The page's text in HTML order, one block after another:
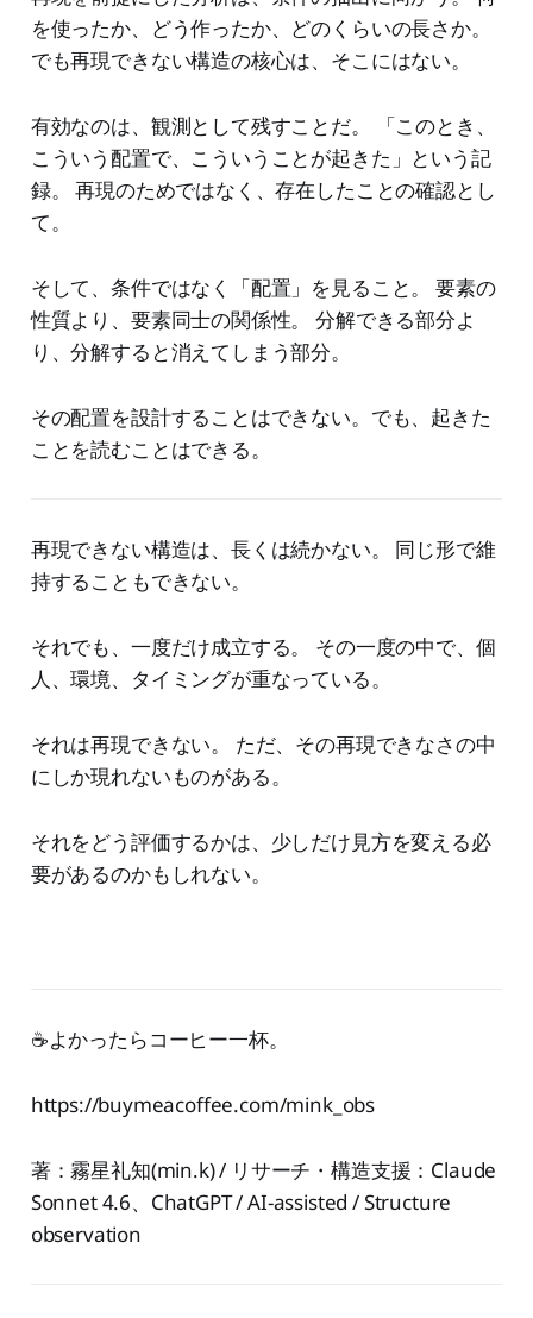
を使ったか、どう作ったか、どのくらいの長さか。
でも再現できない構造の核心は、そこにはない。
有効なのは、観測として残すことだ。 「このとき、
こういう配置で、こういうことが起きた」という記
録。 再現のためではなく、存在したことの確認とし
て。
そして、条件ではなく「配置」を見ること。 要素の
性質より、要素同士の関係性。 分解できる部分よ
り、分解すると消えてしまう部分。
その配置を設計することはできない。でも、起きた
ことを読むことはできる。
再現できない構造は、長くは続かない。 同じ形で維
持することもできない。
それでも、一度だけ成立する。 その一度の中で、個
人、環境、タイミングが重なっている。
それは再現できない。 ただ、その再現できなさの中
にしか現れないものがある。
それをどう評価するかは、少しだけ見方を変える必
要があるのかもしれない。
☕️よかったらコーヒー一杯。
https://buymeacoffee.com/mink_obs
著：霧星礼知(min.k) / リサーチ・構造支援：Claude
Sonnet 4.6、ChatGPT / AI-assisted / Structure
observation